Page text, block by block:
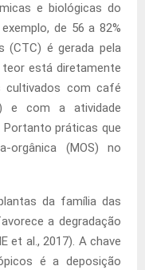
e biológicas do
de 56 a 82%
(CTC) é gerada pela
teor está diretamente
cultivados com café
e com a atividade
Portanto práticas que
orgânica (MOS) no
da família das
a degradação
et al., 2017). A chave
é a deposição